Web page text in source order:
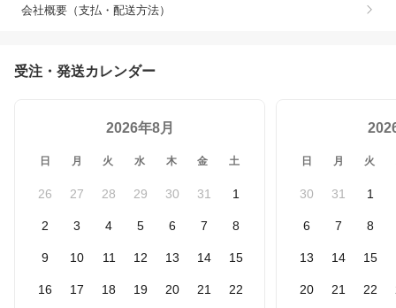
会社概要（支払・配送方法）
受注・発送カレンダー
2026年8月
日 月 火 水 木 金 土
26 27 28 29 30 31 1
2 3 4 5 6 7 8
9 10 11 12 13 14 15
16 17 18 19 20 21 22
日 月 火
30 31 1
6 7 8
13 14 15
20 21 22